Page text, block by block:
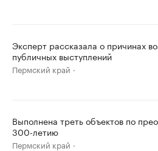
Эксперт рассказала о причинах
публичных выступлений
Пермский край
Выполнена треть объектов по
300-летию
Пермский край